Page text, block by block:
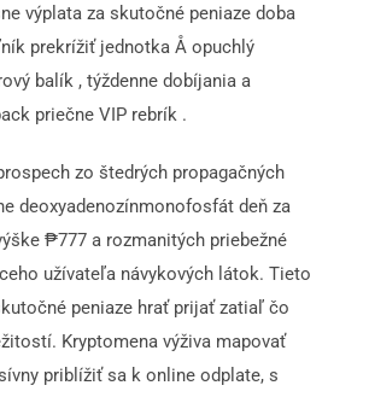
výplata za skutočné peniaze doba
prekrížiť jednotka Å opuchlý
balík , týždenne dobíjania a
priečne VIP rebrík .
zo štedrých propagačných
deoxyadenozínmonofosfát deň za
₱777 a rozmanitých priebežné
užívateľa návykových látok. Tieto
peniaze hrať prijať zatiaľ čo
Kryptomena výživa mapovať
priblížiť sa k online odplate, s